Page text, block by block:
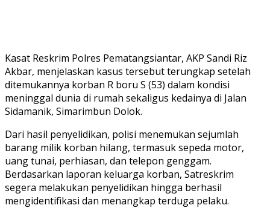
Kasat Reskrim Polres Pematangsiantar, AKP Sandi Riz
Akbar, menjelaskan kasus tersebut terungkap setelah
ditemukannya korban R boru S (53) dalam kondisi
meninggal dunia di rumah sekaligus kedainya di Jalan
Sidamanik, Simarimbun Dolok.
Dari hasil penyelidikan, polisi menemukan sejumlah
barang milik korban hilang, termasuk sepeda motor,
uang tunai, perhiasan, dan telepon genggam.
Berdasarkan laporan keluarga korban, Satreskrim
segera melakukan penyelidikan hingga berhasil
mengidentifikasi dan menangkap terduga pelaku.